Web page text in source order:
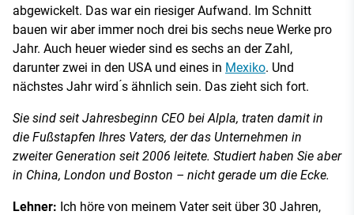
abgewickelt. Das war ein riesiger Aufwand. Im Schnitt
bauen wir aber immer noch drei bis sechs neue Werke pro
Jahr. Auch heuer wieder sind es sechs an der Zahl,
darunter zwei in den USA und eines in Mexiko. Und
nächstes Jahr wird ́s ähnlich sein. Das zieht sich fort.
Sie sind seit Jahresbeginn CEO bei Alpla, traten damit in
die Fußstapfen Ihres Vaters, der das Unternehmen in
zweiter Generation seit 2006 leitete. Studiert haben Sie aber
in China, London und Boston – nicht gerade um die Ecke.
Lehner: Ich höre von meinem Vater seit über 30 Jahren,